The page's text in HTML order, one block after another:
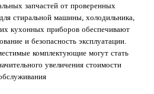
запчастей от проверенных
стиральной машины, холодильника,
кухонных приборов обеспечивают
и безопасность эксплуатации.
комплектующие могут стать
увеличения стоимости